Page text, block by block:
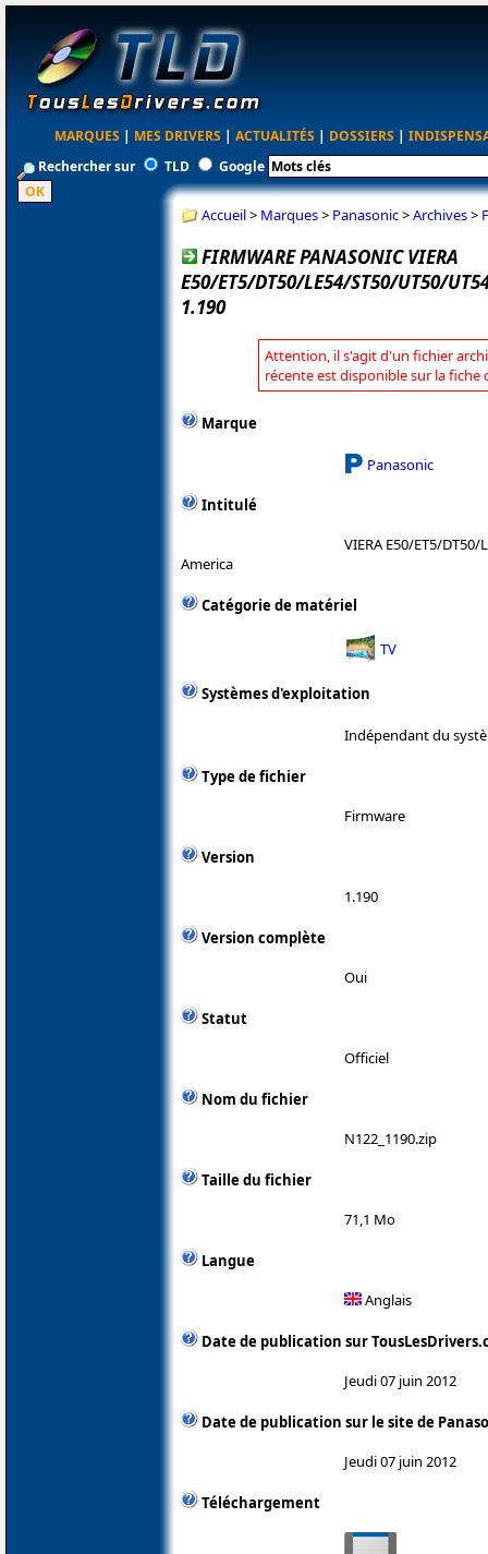
MARQUES | MES DRIVERS | ACTUALITÉS | DOSSIERS |
Rechercher sur
TLD Google
Accueil> Marques> Panasonic>Archives>
FIRMWARE PANASONIC VIERA
E50/ET5/DT50/LE54/ST50/UT50/
1.190
Attention, il s'agit d'un fichier
récente est disponible sur la fiche
Marque
Panasonic
Intitulé
VIERA E50/ET5/
America
Catégorie de matériel
TV
Systèmes d'exploitation
Indépendant du
Type de fichier
Firmware
Version
1.190
Version complète
Oui
Statut
Officiel
Nom du fichier
N122_1190.zip
Taille du fichier
71,1 Mo
Langue
Anglais
Date de publication sur
Jeudi 07 juin 2012
Date de publication sur le site de
Jeudi 07 juin 2012
Téléchargement